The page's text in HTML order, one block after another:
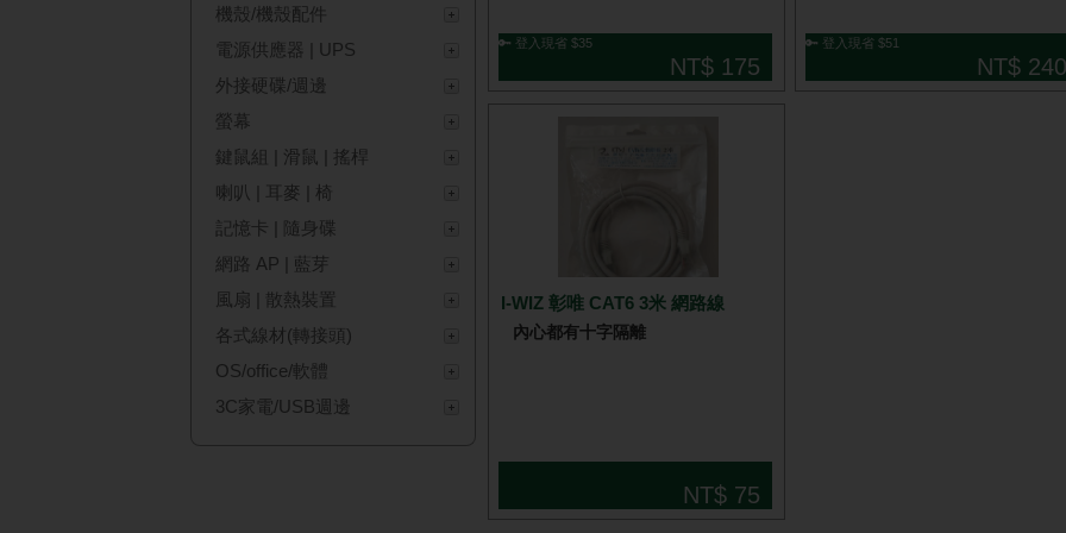
機殼/機殼配件
電源供應器 | UPS
外接硬碟/週邊
螢幕
鍵鼠組 | 滑鼠 | 搖桿
喇叭 | 耳麥 | 椅
記憶卡 | 隨身碟
網路 AP | 藍芽
風扇 | 散熱裝置
各式線材(轉接頭)
OS/office/軟體
3C家電/USB週邊
🔑 登入現省 $35
NT$ 175
🔑 登入現省 $51
NT$ 240
I-WIZ 彰唯 CAT6 3米 網路線
內心都有十字隔離
NT$ 75